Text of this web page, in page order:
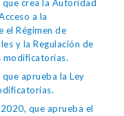
crea la Autoridad
a la
el Régimen de
y la Regulación de
modificatorias.
aprueba la Ley
que aprueba el